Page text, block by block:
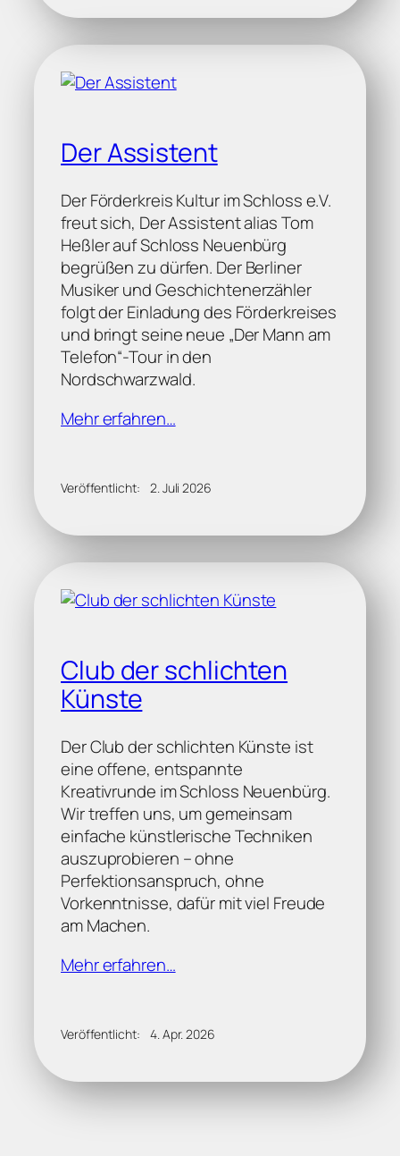
Der Assistent
Der Förderkreis Kultur im Schloss e.V.
freut sich, Der Assistent alias Tom
Heßler auf Schloss Neuenbürg
begrüßen zu dürfen. Der Berliner
Musiker und Geschichtenerzähler
folgt der Einladung des Förderkreises
und bringt seine neue „Der Mann am
Telefon“-Tour in den
Nordschwarzwald.
Mehr erfahren…
Veröffentlicht: 2. Juli 2026
Club der schlichten
Künste
Der Club der schlichten Künste ist
eine offene, entspannte
Kreativrunde im Schloss Neuenbürg.
Wir treffen uns, um gemeinsam
einfache künstlerische Techniken
auszuprobieren – ohne
Perfektionsanspruch, ohne
Vorkenntnisse, dafür mit viel Freude
am Machen.
Mehr erfahren…
Veröffentlicht: 4. Apr. 2026